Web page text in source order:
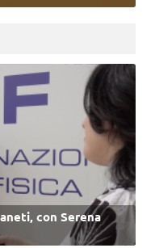
con Serena